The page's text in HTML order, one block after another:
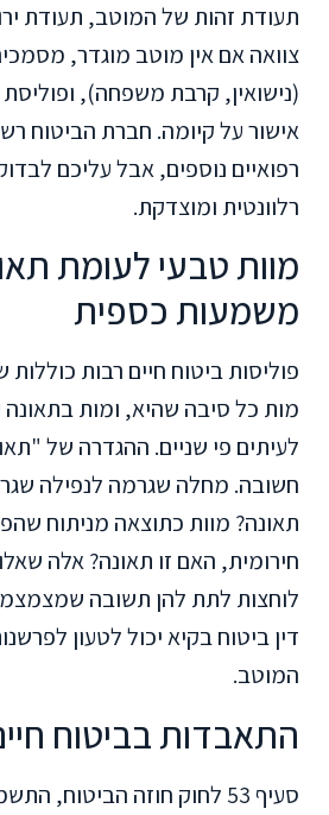
תעודת זהות של המוטב, תעודת
צוואה אם אין מוטב מוגדר,
(נישואין, קרבת משפחה),
אישור על קיומה. חברת הביטוח
רפואיים נוספים, אבל עליכם
רלוונטית ומוצדקת.
מוות טבעי לעומת
משמעות כספית
פוליסות ביטוח חיים רבות כוללות
מות כל סיבה שהיא, ומות
לעיתים פי שניים. ההגדרה של
חשובה. מחלה שגרמה לנפילה
תאונה? מוות כתוצאה מניתוח
חירומית, האם זו תאונה? אלה
לוחצות לתת להן תשובה
דין ביטוח בקיא יכול לטעון
המוטב.
התאבדות בביטוח